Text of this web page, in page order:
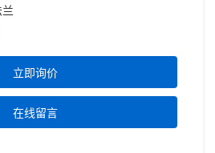
兰
立即询价
在线留言